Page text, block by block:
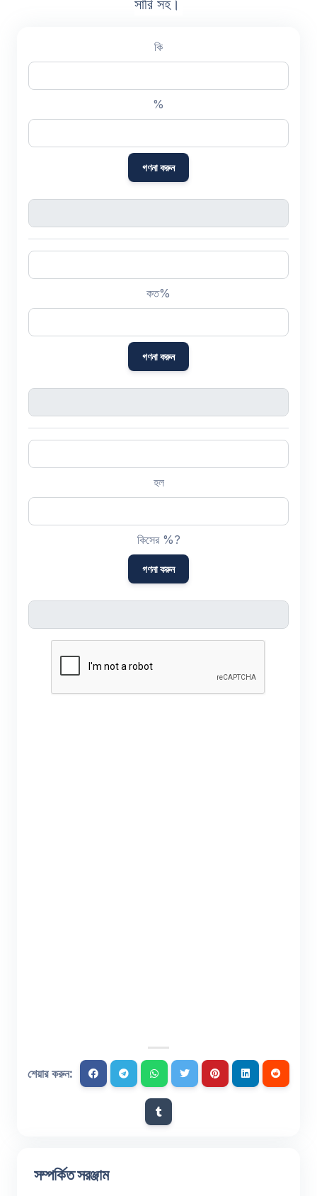
সারি সহ।
কি
%
গণনা করুন
কত%
গণনা করুন
হল
কিসের %?
গণনা করুন
শেয়ার করুন:
সম্পর্কিত সরঞ্জাম